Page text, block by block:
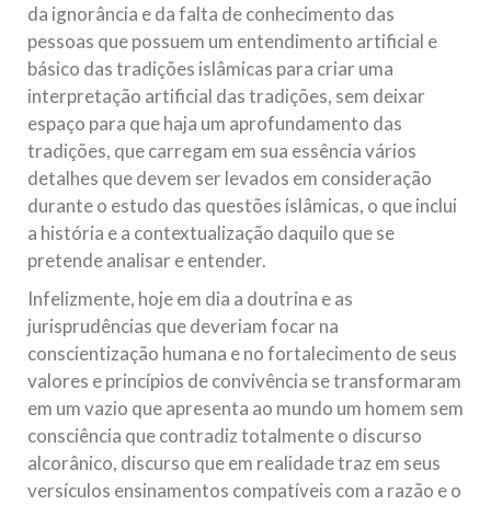
da ignorância e da falta de conhecimento das
pessoas que possuem um entendimento artificial e
básico das tradições islâmicas para criar uma
interpretação artificial das tradições, sem deixar
espaço para que haja um aprofundamento das
tradições, que carregam em sua essência vários
detalhes que devem ser levados em consideração
durante o estudo das questões islâmicas, o que inclui
a história e a contextualização daquilo que se
pretende analisar e entender.
Infelizmente, hoje em dia a doutrina e as
jurisprudências que deveriam focar na
conscientização humana e no fortalecimento de seus
valores e princípios de convivência se transformaram
em um vazio que apresenta ao mundo um homem sem
consciência que contradiz totalmente o discurso
alcorânico, discurso que em realidade traz em seus
versículos ensinamentos compatíveis com a razão e o